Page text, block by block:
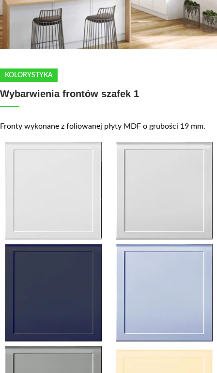
KOLORYSTYKA
Wybarwienia frontów szafek 1
Fronty wykonane z foliowanej płyty MDF o grubości 19 mm.